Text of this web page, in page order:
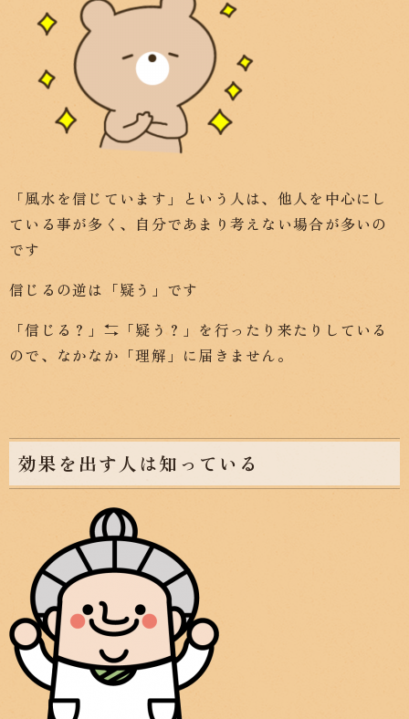
「風水を信じています」という人は、他人を中心にし
ている事が多く、自分であまり考えない場合が多いの
です
信じるの逆は「疑う」です
「信じる？」⇆「疑う？」を行ったり来たりしている
ので、なかなか「理解」に届きません。
効果を出す人は知っている